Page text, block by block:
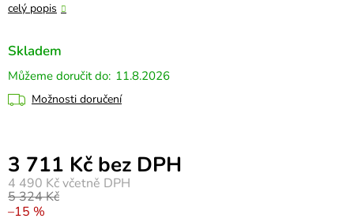
celý popis
Skladem
11.8.2026
Možnosti doručení
5 324 Kč
–15 %
4 490 Kčvčetně DPH
3 711 Kč bez DPH
Měrná cena: